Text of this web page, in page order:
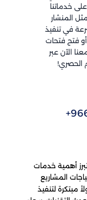
نقدم لك خصم 25% على خدماتنا
المنشار
في تنفيذ
أو فتح فتحات
الآن عبر
أهمية خدمات
المشاريع
مبتكرة لتنفيذ